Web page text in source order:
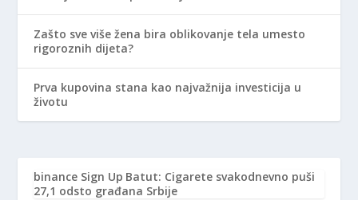
Zašto sve više žena bira oblikovanje tela umesto
rigoroznih dijeta?
Prva kupovina stana kao najvažnija investicija u
životu
binance Sign Up Batut: Cigarete svakodnevno puši
27,1 odsto građana Srbije